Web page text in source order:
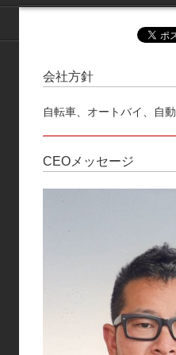
会社方針
自転車、オートバイ、自
CEOメッセージ